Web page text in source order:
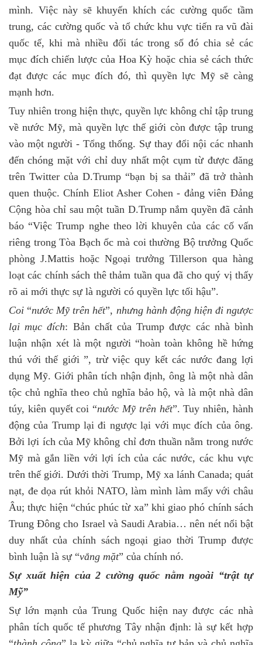
mình. Việc này sẽ khuyến khích các cường quốc tầm
trung, các cường quốc và tổ chức khu vực tiến ra vũ đài
quốc tế, khi mà nhiều đối tác trong số đó chia sẻ các
mục đích chiến lược của Hoa Kỳ hoặc chia sẻ cách thức
đạt được các mục đích đó, thì quyền lực Mỹ sẽ càng
mạnh hơn.
Tuy nhiên trong hiện thực, quyền lực không chỉ tập trung
về nước Mỹ, mà quyền lực thế giới còn được tập trung
vào một người - Tổng thống. Sự thay đổi nội các nhanh
đến chóng mặt với chỉ duy nhất một cụm từ được đăng
trên Twitter của D.Trump “bạn bị sa thải” đã trở thành
quen thuộc. Chính Eliot Asher Cohen - đảng viên Đảng
Cộng hòa chỉ sau một tuần D.Trump nắm quyền đã cảnh
báo “Việc Trump nghe theo lời khuyên của các cố vấn
riêng trong Tòa Bạch ốc mà coi thường Bộ trưởng Quốc
phòng J.Mattis hoặc Ngoại trưởng Tillerson qua hàng
loạt các chính sách thê thảm tuần qua đã cho quý vị thấy
rõ ai mới thực sự là người có quyền lực tối hậu”.
Coi “nước Mỹ trên hết”, nhưng hành động hiện đi ngược
lại mục đích: Bản chất của Trump được các nhà bình
luận nhận xét là một người “hoàn toàn không hề hứng
thú với thế giới ”, trừ việc quy kết các nước đang lợi
dụng Mỹ. Giới phân tích nhận định, ông là một nhà dân
tộc chủ nghĩa theo chủ nghĩa bảo hộ, và là một nhà dân
túy, kiên quyết coi “nước Mỹ trên hết”. Tuy nhiên, hành
động của Trump lại đi ngược lại với mục đích của ông.
Bởi lợi ích của Mỹ không chỉ đơn thuần nằm trong nước
Mỹ mà gắn liền với lợi ích của các nước, các khu vực
trên thế giới. Dưới thời Trump, Mỹ xa lánh Canada; quát
nạt, đe dọa rút khỏi NATO, làm mình làm mẩy với châu
Âu; thực hiện “chúc phúc từ xa” khi giao phó chính sách
Trung Đông cho Israel và Saudi Arabia… nên nét nổi bật
duy nhất của chính sách ngoại giao thời Trump được
bình luận là sự “vắng mặt” của chính nó.
Sự xuất hiện của 2 cường quốc nằm ngoài “trật tự
Mỹ”
Sự lớn mạnh của Trung Quốc hiện nay được các nhà
phân tích quốc tế phương Tây nhận định: là sự kết hợp